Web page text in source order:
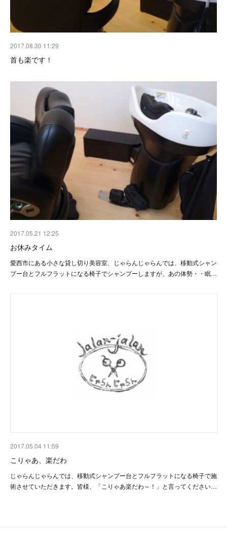
2017.08.30 11:29
首も楽です！
2017.05.21 12:25
お休みタイム
愛西市にある小さな貸し切り美容室、じゃらんじゃらんでは、移動式シャン
プー台とフルフラットになる椅子でシャンプーしますが、あの体勢・・眠…
2017.05.04 11:59
こりゃあ、楽だわ
じゃらんじゃらんでは、移動式シャンプー台とフルフラットになる椅子で施
術させていただきます。皆様、「こりゃあ楽だわ～！」と言ってください…